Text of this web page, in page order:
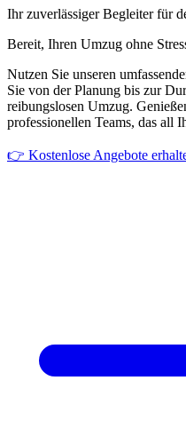
Ihr zuverlässiger Begleiter für
Bereit, Ihren Umzug ohne
Nutzen Sie unseren
Sie von der Planung bis zur
reibungslosen Umzug.
professionellen Teams, das all
👉 Kostenlose Angebote